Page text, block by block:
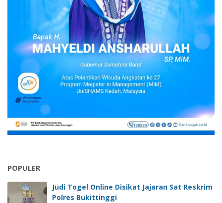
POPULER
Judi Togel Online Disikat Jajaran Sat Reskrim
Polres Bukittinggi